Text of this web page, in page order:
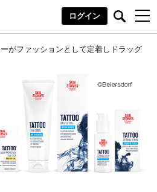
ログイン
がファッションとして定着しドラッグ